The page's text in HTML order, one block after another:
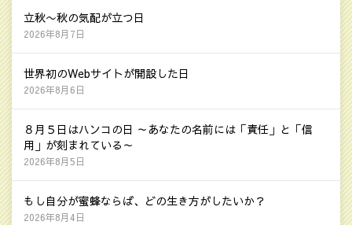
立秋〜秋の気配が立つ日
2026年8月7日
世界初のWebサイトが開設した日
2026年8月6日
８月５日はハンコの日 ～あなたの名前には「責任」と「信
用」が刻まれている～
2026年8月5日
もし自分が蜜蜂ならば、どの生き方がしたいか？
2026年8月4日